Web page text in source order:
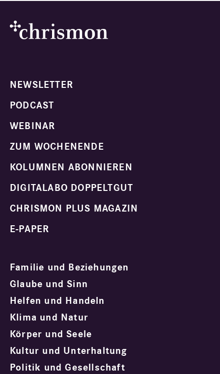
NEWSLETTER
PODCAST
WEBINAR
ZUM WOCHENENDE
KOLUMNEN ABONNIEREN
DIGITALABO DOPPELTGUT
CHRISMON PLUS MAGAZIN
E-PAPER
Familie und Beziehungen
Glaube und Sinn
Helfen und Handeln
Klima und Natur
Körper und Seele
Kultur und Unterhaltung
Politik und Gesellschaft